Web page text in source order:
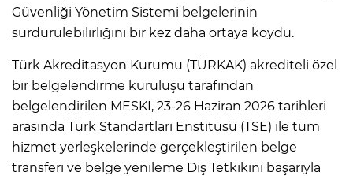
Güvenliği Yönetim Sistemi belgelerinin
sürdürülebilirliğini bir kez daha ortaya koydu.
Türk Akreditasyon Kurumu (TÜRKAK) akrediteli özel
bir belgelendirme kuruluşu tarafından
belgelendirilen MESKİ, 23-26 Haziran 2026 tarihleri
arasında Türk Standartları Enstitüsü (TSE) ile tüm
hizmet yerleşkelerinde gerçekleştirilen belge
transferi ve belge yenileme Dış Tetkikini başarıyla